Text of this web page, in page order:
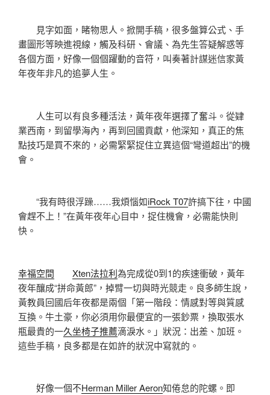
見字如面，睹物思人。掀開手稿，很多盤算公式、手
畫圖形等映進視線，觸及科研、會議、為先生答疑解惑等
各個方面，好像一個個躍動的音符，叫奏著計謀迷信家黃
年夜年非凡的追夢人生。
人生可以有良多種活法，黃年夜年選擇了奮斗。從肄
業西南，到留學海內，再到回國貢獻，他深知，真正的焦
點技巧是買不來的，必需緊緊捉住立異這個“彎道超出”的機
會。
“我有時很浮躁……我煩惱如iRock T07許搞下往，中國
會趕不上！”在黃年夜年心目中，捉住機會，必需能快則
快。
幸福空間 Xten法拉利為完成從0到1的疾速衝破，黃年
夜年釀成“拼命黃郎”，掉臂一切與時光競走。良多師生說，
黃教員回國后年夜都是兩個「第一階段：情感對等與質感
互換。牛土豪，你必須用你最便宜的一張鈔票，換取張水
瓶最貴的一久坐椅子推薦滴淚水。」狀況：出差、加班。
這些手稿，良多都是在如許的狀況中寫就的。
好像一個不Herman Miller Aeron知倦怠的陀螺。即